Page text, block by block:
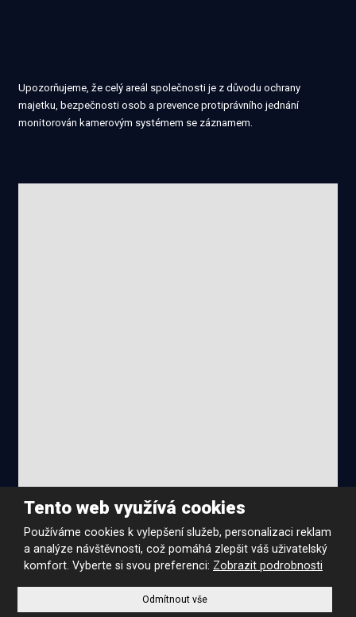
Upozorňujeme, že celý areál společnosti je z důvodu ochrany
majetku, bezpečnosti osob a prevence protiprávního jednání
monitorován kamerovým systémem se záznamem.
© SAFIRAL s.r.o. , vytvořila eBRÁNA s.r.o.
Podmínky použití |Mapa stránek |Nastavení cookies
Tento web využívá cookies
Používáme cookies k vylepšení služeb, personalizaci reklam
a analýze návštěvnosti, což pomáhá zlepšit váš uživatelský
komfort. Vyberte si svou preferenci: Zobrazit podrobnosti
Odmítnout vše